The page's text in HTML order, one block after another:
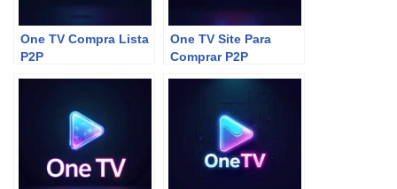
One TV Compra Lista
P2P
One TV Site Para
Comprar P2P